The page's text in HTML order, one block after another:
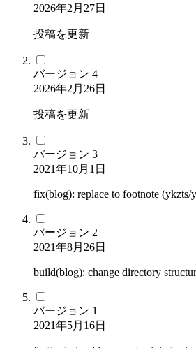
2026年2月27日
投稿を更新
バージョン 4
2026年2月26日
投稿を更新
バージョン 3
2021年10月1日
fix(blog): replace to footnote (ykzts/
バージョン 2
2021年8月26日
build(blog): change directory
バージョン 1
2021年5月16日